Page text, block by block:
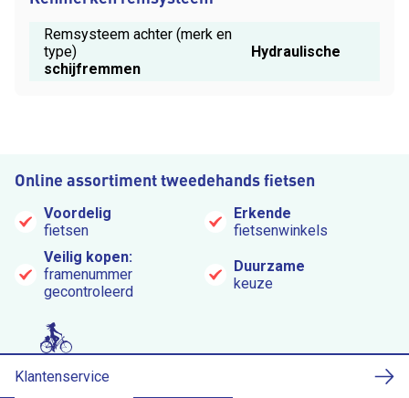
Remsysteem achter (merk en
type)
Hydraulische
schijfremmen
Online assortiment tweedehands fietsen
Voordelig
fietsen
Erkende
fietsenwinkels
Veilig kopen:
framenummer
gecontroleerd
Duurzame
keuze
Klantenservice